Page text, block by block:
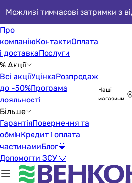
Можливі тимчасові затримки з
Про
компаніюКонтактиОплата
і доставкаПослуги
% Акції
Всі акціїУцінкаРозпродаж
до -50%Програма
лояльності
Більше
ГарантіяПовернення та
обмінКредит і оплата
частинамиБлог💛
Допомогти ЗСУ 💙
Наші
магазини